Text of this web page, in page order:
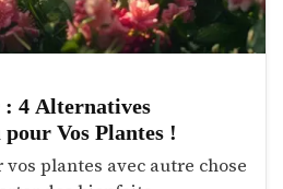
: 4 Alternatives
Vos Plantes !
vos plantes avec autre chose